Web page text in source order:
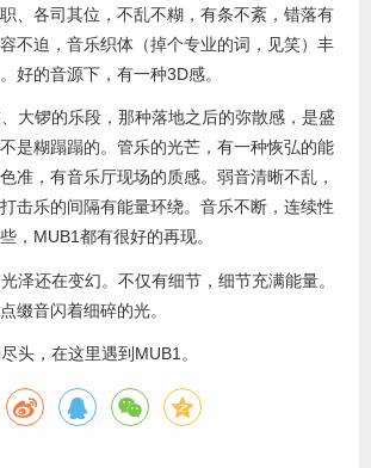
、各司其位，不乱不糊，有条不紊，错落有
不迫，音乐织体（掉个专业的词，见笑）丰
好的音源下，有一种3D感。
大锣的乐段，那种落地之后的弥散感，是盛
是糊蹋蹋的。管乐的光芒，有一种恢弘的能
准，有音乐厅现场的质感。弱音清晰不乱，
击乐的间隔有能量环绕。音乐不断，连续性
，MUB1都有很好的再现。
泽还在变幻。不仅有细节，细节充满能量。
缀音闪着细碎的光。
头，在这里遇到MUB1。